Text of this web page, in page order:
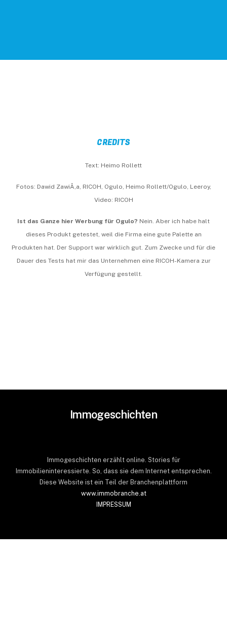
CREDITS
Text: Heimo Rollett
Fotos: Dawid ZawiÅ‚a, RICOH, Ogulo, Heimo Rollett/Ogulo, Leeroy,
Video: RICOH
Ist das Ganze hier Werbung für Ogulo? Nein. Aber ich habe halt
dieses Produkt getestet, weil die Firma eine gute Palette an
Produkten hat. Der Support war wirklich gut. Zum Zwecke und für die
Dauer des Tests hat mir das Unternehmen eine RICOH-Kamera zur
Verfügung gestellt.
Immogeschichten
Immogeschichten erzählt online. Stories für
Immobilieninteressierte. So, dass sie dem Internet entsprechen.
Diese Website ist ein Teil der Branchenplattform
www.immobranche.at
IMPRESSUM